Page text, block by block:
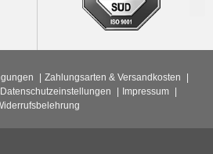
Zahlungsarten & Versandkosten
Datenschutzeinstellungen
Impressum